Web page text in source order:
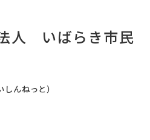
人 いばらき市民
んねっと）